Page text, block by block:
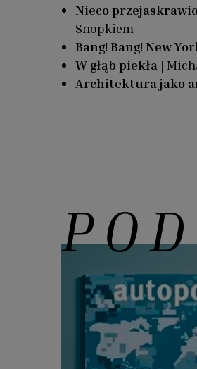
Nieco
Snopkiem
Bang! Bang! New
W głąb piekła |
Architektura jako